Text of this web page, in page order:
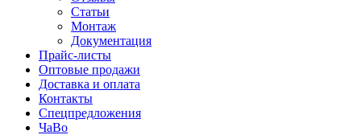
Статьи
Монтаж
Документация
Прайс-листы
Оптовые продажи
Доставка и оплата
Контакты
Спецпредложения
ЧаВо